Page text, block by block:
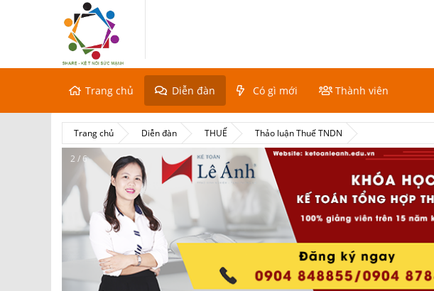
Trang chủ Diễn đàn Có gì mới Thành viên
Trang chủ Diễn đàn THUẾ Thảo luận Thuế TNDN
2 / 6